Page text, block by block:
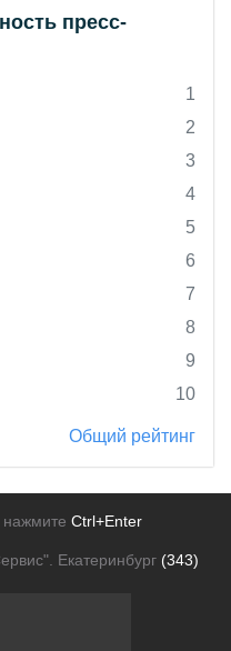
пресс-
1
2
3
4
5
6
7
8
9
10
Общий рейтинг
Ctrl+Enter
Екатеринбург (343)